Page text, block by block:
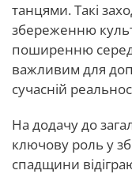
танцями. Такі
збереженню
поширенню
важливим для
сучасній
На додачу до
ключову роль у
спадщини